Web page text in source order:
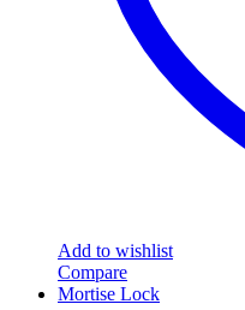
Add to wishlist
Compare
Mortise Lock